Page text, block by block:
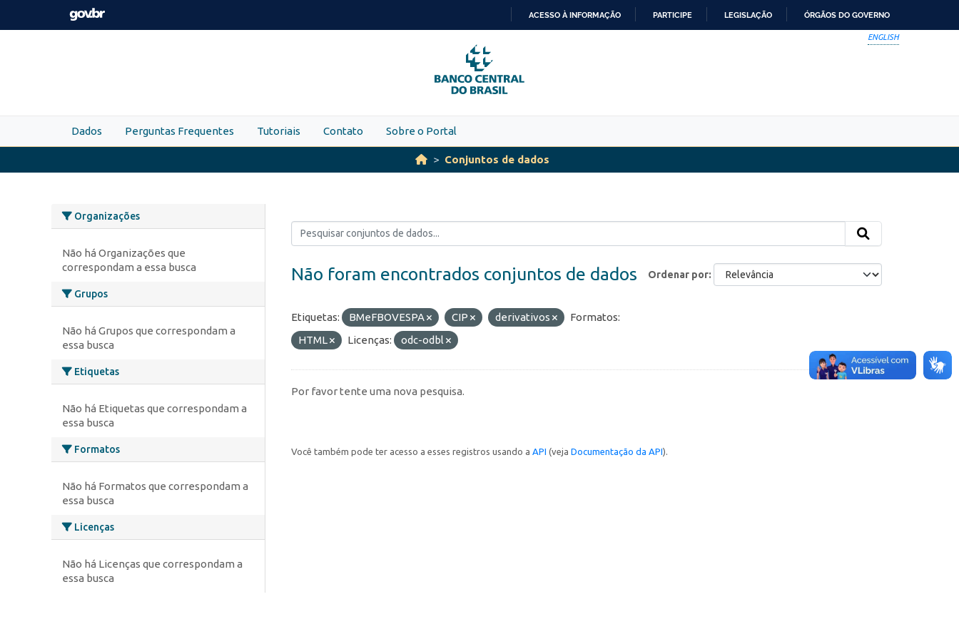
Skip to main content
PARA
O
CONTEÚDO
ACESSO À INFORMAÇÃO PARTICIPE LEGISLAÇÃO ÓRGÃOS DO GOVERNO
ENGLISH
Dados Perguntas Frequentes Tutoriais Contato Sobre o Portal
Conjuntos de dados
Organizações
Não há Organizações que
correspondam a essa busca
Grupos
Não há Grupos que correspondam a
essa busca
Etiquetas
Não há Etiquetas que correspondam a
essa busca
Formatos
Não há Formatos que correspondam a
essa busca
Licenças
Não há Licenças que correspondam a
essa busca
Ordenar por
Não foram encontrados conjuntos de dados
Etiquetas: BMeFBOVESPA CIP derivativos
Formatos:
HTML
Licenças: odc-odbl
Por favor tente uma nova pesquisa.
Você também pode ter acesso a esses registros usando a API (veja Documentação da API).